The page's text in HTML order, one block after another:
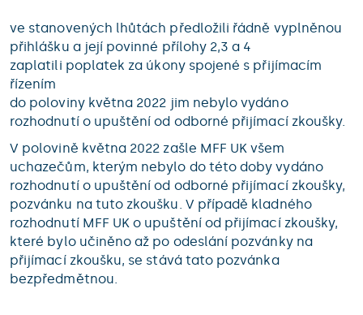
ve stanovených lhůtách předložili řádně vyplněnou
přihlášku a její povinné přílohy 2,3 a 4
zaplatili poplatek za úkony spojené s přijímacím
řízením
do poloviny května 2022 jim nebylo vydáno
rozhodnutí o upuštění od odborné přijímací zkoušky.
V polovině května 2022 zašle MFF UK všem
uchazečům, kterým nebylo do této doby vydáno
rozhodnutí o upuštění od odborné přijímací zkoušky,
pozvánku na tuto zkoušku. V případě kladného
rozhodnutí MFF UK o upuštění od přijímací zkoušky,
které bylo učiněno až po odeslání pozvánky na
přijímací zkoušku, se stává tato pozvánka
bezpředmětnou.